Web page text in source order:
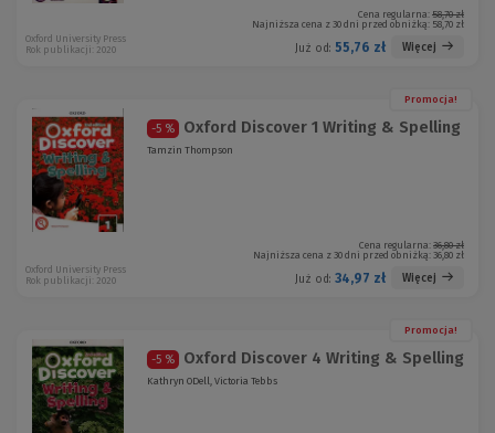
Cena regularna: 58,70 zł
Najniższa cena z 30 dni przed obniżką: 58,70 zł
Już od: 55,76 zł Więcej
Oxford University Press
Rok publikacji: 2020
Promocja!
-5 % Oxford Discover 1 Writing & Spelling
Tamzin Thompson
Cena regularna: 36,80 zł
Najniższa cena z 30 dni przed obniżką: 36,80 zł
Już od: 34,97 zł Więcej
Oxford University Press
Rok publikacji: 2020
Promocja!
-5 % Oxford Discover 4 Writing & Spelling
Kathryn ODell, Victoria Tebbs